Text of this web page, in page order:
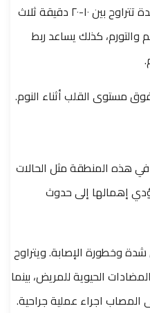
وضع الثلج على المكان المصاب مدة تتراوح بين ١٠-٢٠ دقيقة ثلاث
والتورم، كذلك يساعد ربط
مستوى القلب أثناء النوم.
هذه المنطقة مثل الحالات
إهمالها إلى حدوث
وخطورة الإصابة. ويتراوح
الحيوية للمريض، بينما
المصاب اجراء عملية جراحية.